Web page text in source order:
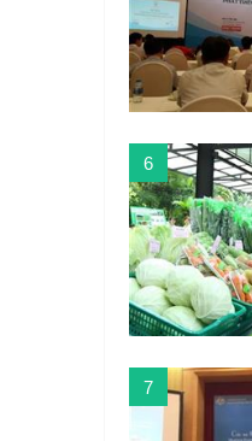
6
7